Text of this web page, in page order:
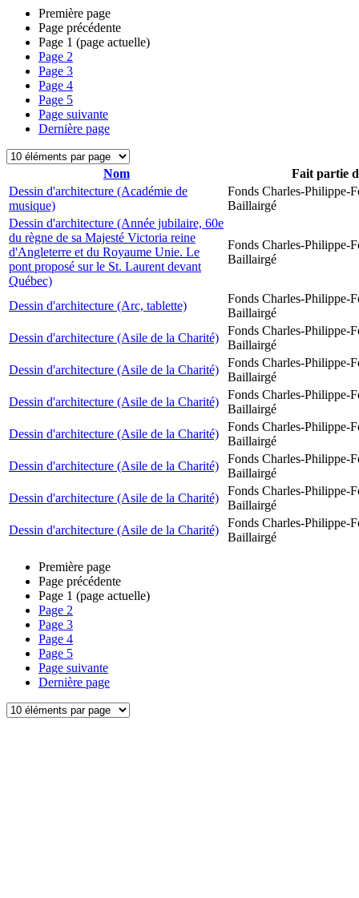
Première page
Page précédente
Page 1 (page actuelle)
Page 2
Page 3
Page 4
Page 5
Page suivante
Dernière page
Nom
Fait partie
Dessin d'architecture (Académie de
musique)
Fonds Charles-Philippe-
Baillairgé
Dessin d'architecture (Année jubilaire, 60e
du règne de sa Majesté Victoria reine
d'Angleterre et du Royaume Unie. Le
pont proposé sur le St. Laurent devant
Québec)
Fonds Charles-Philippe-
Baillairgé
Dessin d'architecture (Arc, tablette)
Fonds Charles-Philippe-
Baillairgé
Dessin d'architecture (Asile de la Charité)
Fonds Charles-Philippe-
Baillairgé
Dessin d'architecture (Asile de la Charité)
Fonds Charles-Philippe-
Baillairgé
Dessin d'architecture (Asile de la Charité)
Fonds Charles-Philippe-
Baillairgé
Dessin d'architecture (Asile de la Charité)
Fonds Charles-Philippe-
Baillairgé
Dessin d'architecture (Asile de la Charité)
Fonds Charles-Philippe-
Baillairgé
Dessin d'architecture (Asile de la Charité)
Fonds Charles-Philippe-
Baillairgé
Dessin d'architecture (Asile de la Charité)
Fonds Charles-Philippe-
Baillairgé
Première page
Page précédente
Page 1 (page actuelle)
Page 2
Page 3
Page 4
Page 5
Page suivante
Dernière page